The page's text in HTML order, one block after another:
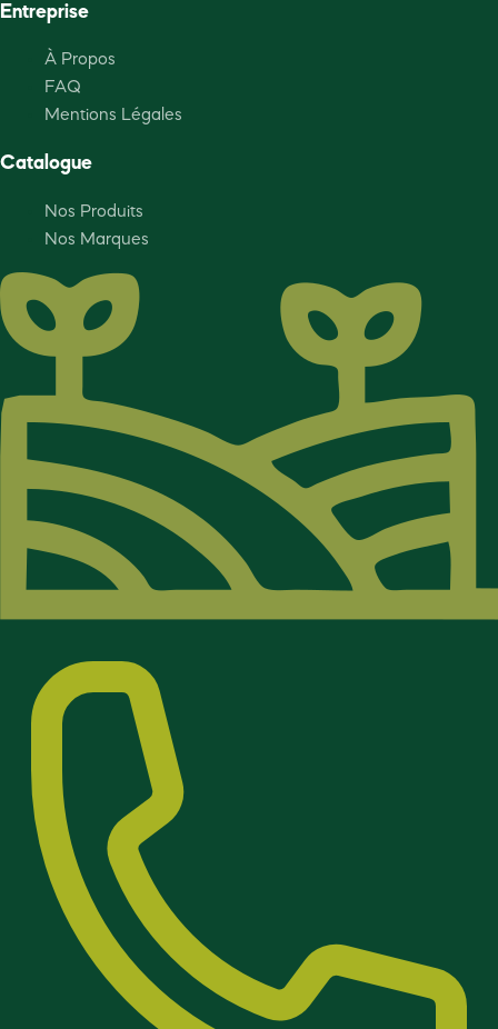
Entreprise
À Propos
FAQ
Mentions Légales
Catalogue
Nos Produits
Nos Marques